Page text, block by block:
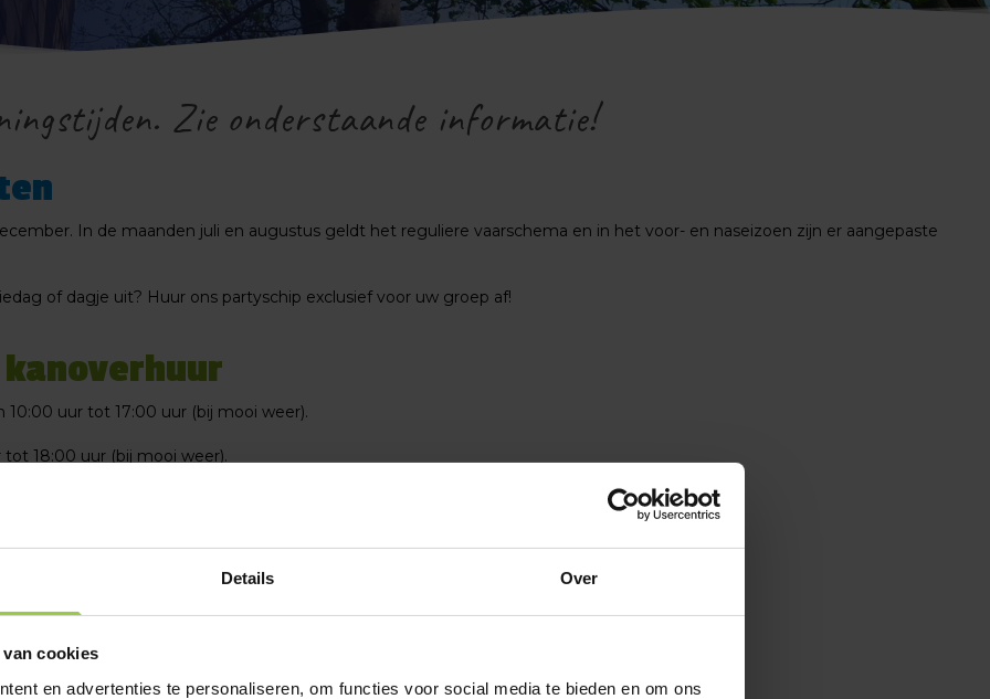
Details Over
cookies
en advertenties te personaliseren, om functies voor social media te bieden en om ons
Zie onderstaande informatie!
In de maanden juli en augustus geldt het reguliere vaarschema en in het voor- en naseizoen zijn er aangepaste
of dagje uit? Huur ons partyschip exclusief voor uw groep af!
uur tot 17:00 uur (bij mooi weer).
18:00 uur (bij mooi weer).
10:00 uur tot 16:00/17:00 uur (bij mooi weer).
en oktober kunt u op afspraak bij ons terecht.